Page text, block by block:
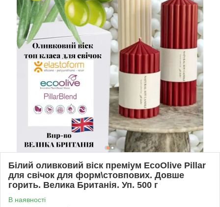
Білий оливковий віск преміум EcoOlive Pillar
для свічок для форм\стовпових. Довше
горить. Велика Британія. Уп. 500 г
В наявності